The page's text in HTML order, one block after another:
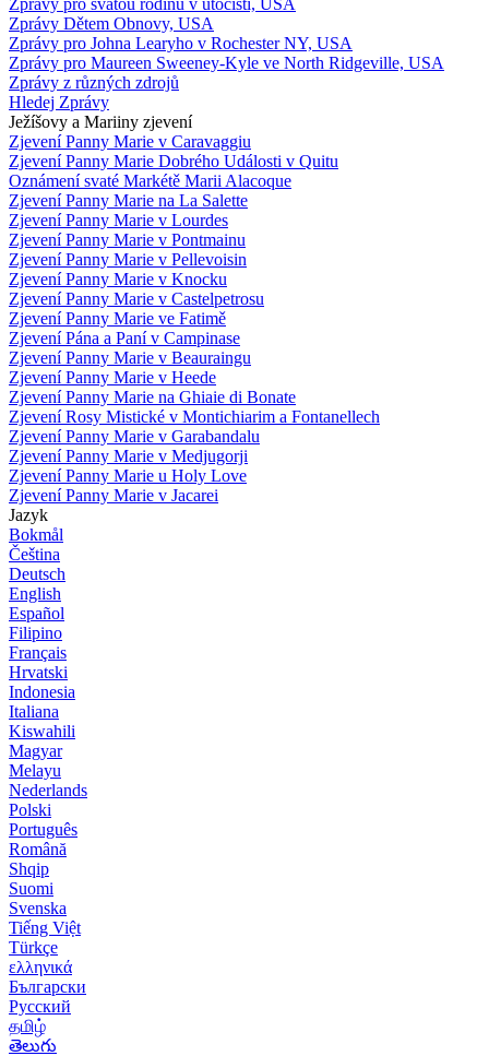
Zprávy Dětem Obnovy, USA
Zprávy pro Johna Learyho v Rochester NY, USA
Zprávy pro Maureen Sweeney-Kyle ve North Ridgeville, USA
Zprávy z různých zdrojů
Hledej Zprávy
Ježíšovy a Mariiny zjevení
Zjevení Panny Marie v Caravaggiu
Zjevení Panny Marie Dobrého Události v Quitu
Oznámení svaté Markétě Marii Alacoque
Zjevení Panny Marie na La Salette
Zjevení Panny Marie v Lourdes
Zjevení Panny Marie v Pontmainu
Zjevení Panny Marie v Pellevoisin
Zjevení Panny Marie v Knocku
Zjevení Panny Marie v Castelpetrosu
Zjevení Panny Marie ve Fatimě
Zjevení Pána a Paní v Campinase
Zjevení Panny Marie v Beauraingu
Zjevení Panny Marie v Heede
Zjevení Panny Marie na Ghiaie di Bonate
Zjevení Rosy Mistické v Montichiarim a Fontanellech
Zjevení Panny Marie v Garabandalu
Zjevení Panny Marie v Medjugorji
Zjevení Panny Marie u Holy Love
Zjevení Panny Marie v Jacarei
Jazyk
Bokmål
Čeština
Deutsch
English
Español
Filipino
Français
Hrvatski
Indonesia
Italiana
Kiswahili
Magyar
Melayu
Nederlands
Polski
Português
Română
Shqip
Suomi
Svenska
Tiếng Việt
Türkçe
ελληνικά
Български
Русский
தமிழ்
తెలుగు